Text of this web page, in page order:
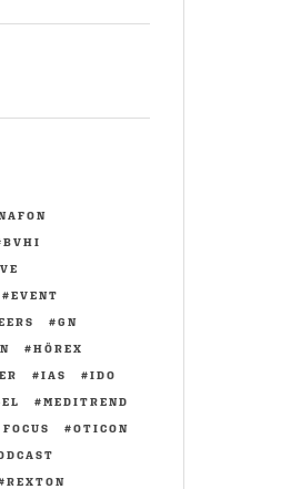
BVHI
EVENT
GN
HÖREX
IAS
IDO
MEDITREND
OTICON
REXTON